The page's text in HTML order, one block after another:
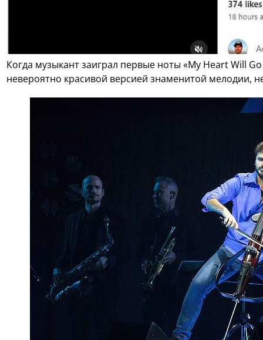
Когда музыкант заиграл первые ноты «My Heart Will
невероятно красивой версией знаменитой мелодии,